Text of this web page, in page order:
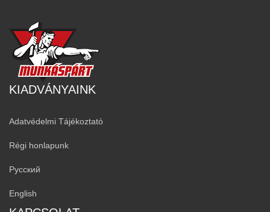
KIADVÁNYAINK
Adatvédelmi Tájékoztató
Régi honlapunk
Русский
English